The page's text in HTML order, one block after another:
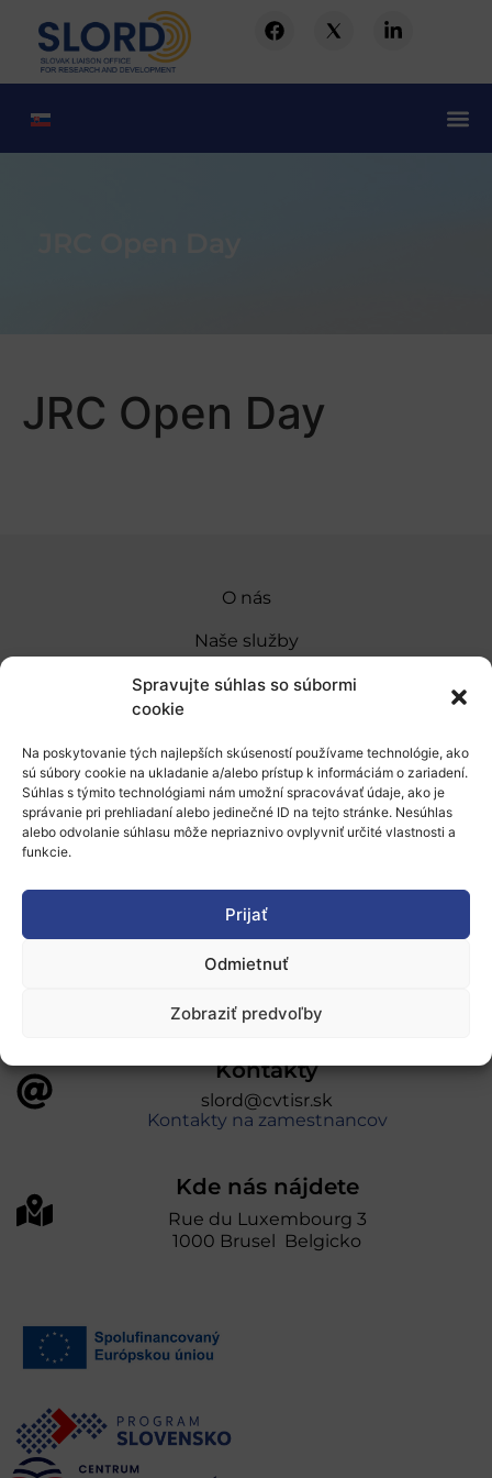
Spravujte súhlas so súbormi
cookie
Na poskytovanie tých najlepších skúseností používame technológie, ako
sú súbory cookie na ukladanie a/alebo prístup k informáciám o zariadení.
Súhlas s týmito technológiami nám umožní spracovávať údaje, ako je
správanie pri prehliadaní alebo jedinečné ID na tejto stránke. Nesúhlas
alebo odvolanie súhlasu môže nepriaznivo ovplyvniť určité vlastnosti a
funkcie.
Prijať
Odmietnuť
Zobraziť predvoľby
JRC Open Day
O nás
Naše služby
Financovanie a podpora
Novinky
Ochrana osobných údajov
úniou v rámci Programu Slovensko. Portál
prevádzkuje Centrum vedecko-technických
informácií SR“
Kontakty
slord@cvtisr.sk
Kontakty na zamestnancov
Kde nás nájdete
Rue du Luxembourg 3
1000 Brusel Belgicko